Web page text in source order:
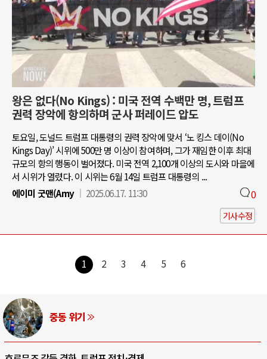
왕은 없다(No Kings) : 미국 전역 수백만 명, 트럼프
권력 장악에 항의하며 군사 퍼레이드 압도
토요일, 도널드 트럼프 대통령의 권력 장악에 맞서 ‘노 킹스 데이(No
Kings Day)’ 시위에 500만 명 이상이 참여하며, 그가 재임한 이후 최대
규모의 항의 행동이 벌어졌다. 미국 전역 2,100개 이상의 도시와 마을에
서 시위가 열렸다. 이 시위는 6월 14일 트럼프 대통령의 ...
에이미 굿맨(Amy
2025.06.17. 11:30 0
기사수정
1 2 3 4 5 6